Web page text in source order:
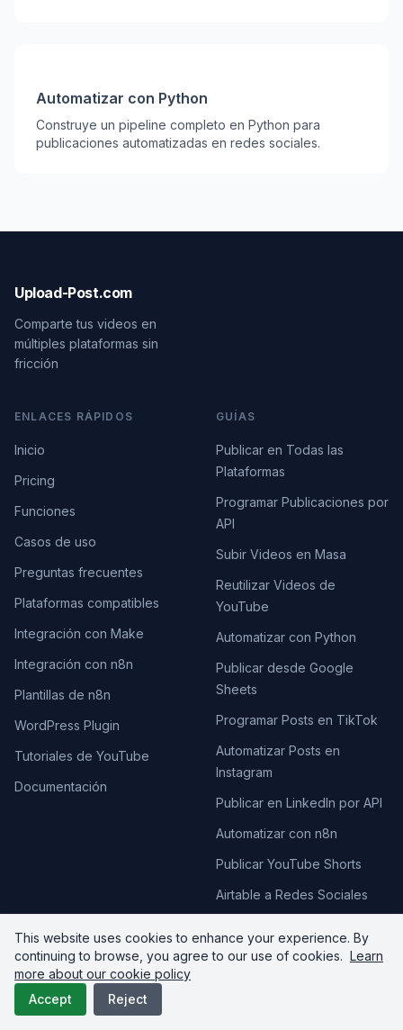
Automatizar con Python
Construye un pipeline completo en Python para
publicaciones automatizadas en redes sociales.
Upload-Post.com
Comparte tus videos en
múltiples plataformas sin
fricción
ENLACES RÁPIDOS
Inicio
Pricing
Funciones
Casos de uso
Preguntas frecuentes
Plataformas compatibles
Integración con Make
Integración con n8n
Plantillas de n8n
WordPress Plugin
Tutoriales de YouTube
Documentación
GUÍAS
Publicar en Todas las
Plataformas
Programar Publicaciones por
API
Subir Videos en Masa
Reutilizar Videos de
YouTube
Automatizar con Python
Publicar desde Google
Sheets
Programar Posts en TikTok
Automatizar Posts en
Instagram
Publicar en LinkedIn por API
Automatizar con n8n
Publicar YouTube Shorts
Airtable a Redes Sociales
Guías paso a paso
COMPARAR
This website uses cookies to enhance your experience. By
continuing to browse, you agree to our use of cookies. Learn
more about our cookie policy
Accept
Reject